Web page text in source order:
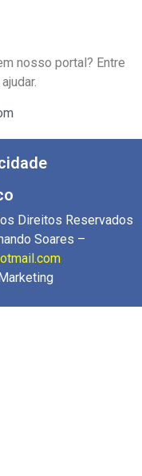
nosso portal? Entre
Direitos Reservados
Soares –